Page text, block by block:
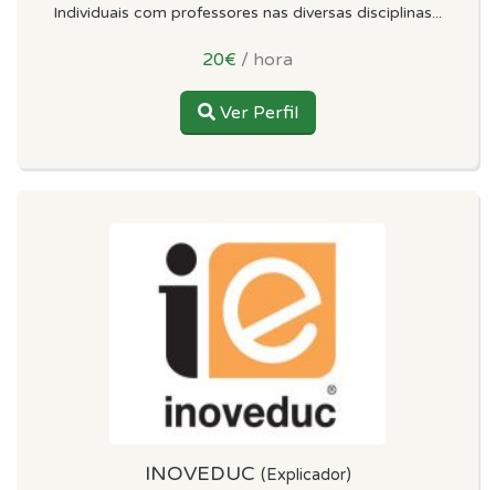
Individuais com professores nas diversas disciplinas...
20€ / hora
Ver Perfil
INOVEDUC (Explicador)